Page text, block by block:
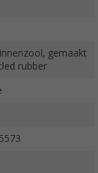
gemaakt
rubber